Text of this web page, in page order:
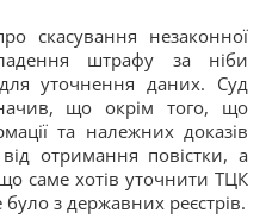
скасування незаконної
штрафу за ніби
уточнення даних. Суд
що окрім того, що
та належних доказів
отримання повістки, а
саме хотів уточнити ТЦК
було з державних реєстрів.